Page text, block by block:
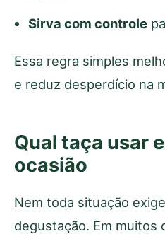
Sirva com controle
Essa regra simples
e reduz desperdício na
Qual taça usar
ocasião
Nem toda situação
degustação. Em muitos